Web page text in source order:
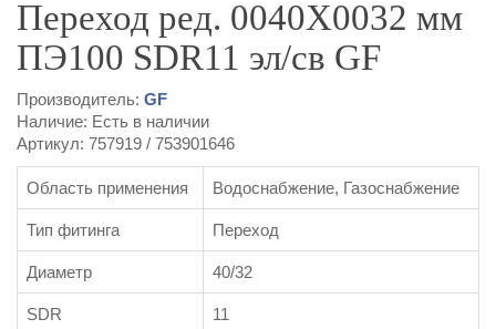
Переход ред. 0040Х0032 мм
ПЭ100 SDR11 эл/св GF
Производитель: GF
Наличие: Есть в наличии
Артикул: 757919 / 753901646
Область применения Водоснабжение, Газоснабжение
Тип фитинга Переход
Диаметр 40/32
SDR 11